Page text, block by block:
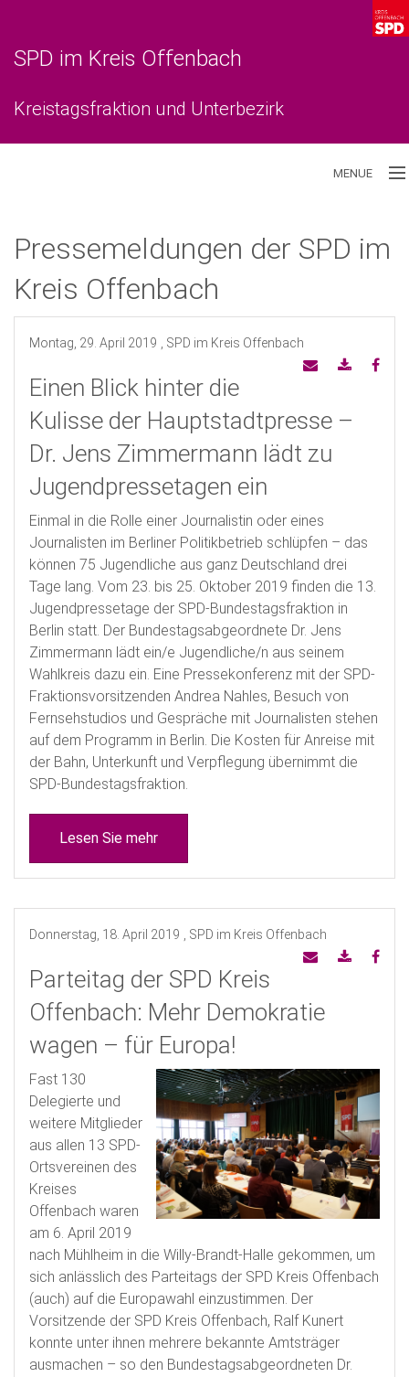
SPD im Kreis Offenbach
Kreistagsfraktion und Unterbezirk
MENUE
Unterbezirk
Pressemeldungen der SPD im
Kreis Offenbach
Montag, 29. April 2019 , SPD im Kreis Offenbach
Einen Blick hinter die
Kulisse der Hauptstadtpresse –
Dr. Jens Zimmermann lädt zu
Jugendpressetagen ein
Einmal in die Rolle einer Journalistin oder eines
Journalisten im Berliner Politikbetrieb schlüpfen – das
können 75 Jugendliche aus ganz Deutschland drei
Tage lang. Vom 23. bis 25. Oktober 2019 finden die 13.
Jugendpressetage der SPD-Bundestagsfraktion in
Berlin statt. Der Bundestagsabgeordnete Dr. Jens
Zimmermann lädt ein/e Jugendliche/n aus seinem
Wahlkreis dazu ein. Eine Pressekonferenz mit der SPD-
Fraktionsvorsitzenden Andrea Nahles, Besuch von
Fernsehstudios und Gespräche mit Journalisten stehen
auf dem Programm in Berlin. Die Kosten für Anreise mit
der Bahn, Unterkunft und Verpflegung übernimmt die
SPD-Bundestagsfraktion.
Lesen Sie mehr
Donnerstag, 18. April 2019 , SPD im Kreis Offenbach
Parteitag der SPD Kreis
Offenbach: Mehr Demokratie
wagen – für Europa!
Fast 130
Delegierte und
weitere Mitglieder
aus allen 13 SPD-
Ortsvereinen des
Kreises
Offenbach waren
am 6. April 2019
nach Mühlheim in die Willy-Brandt-Halle gekommen, um
sich anlässlich des Parteitags der SPD Kreis Offenbach
(auch) auf die Europawahl einzustimmen. Der
Vorsitzende der SPD Kreis Offenbach, Ralf Kunert
konnte unter ihnen mehrere bekannte Amtsträger
ausmachen – so den Bundestagsabgeordneten Dr.